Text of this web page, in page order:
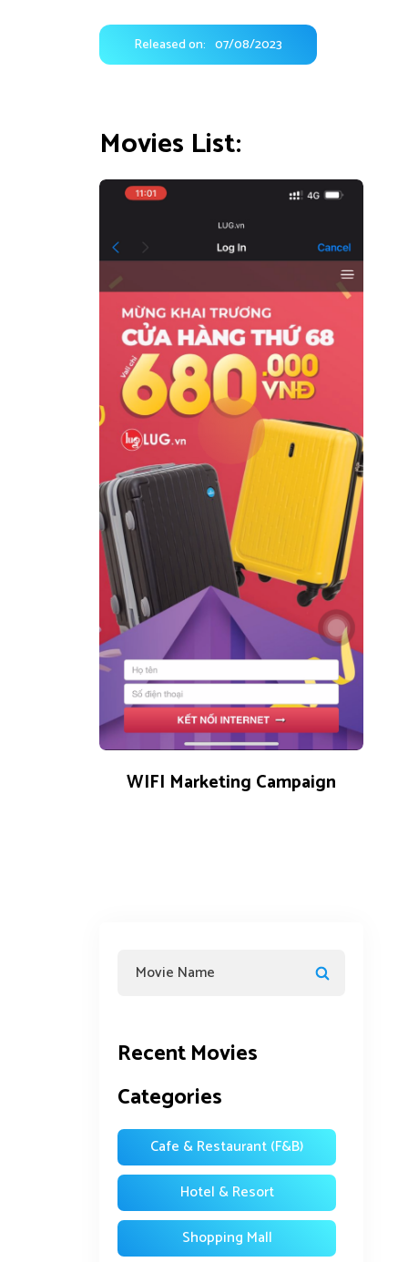
Released on: 07/08/2023
Movies List:
0 0 reviews
WIFI Marketing Campaign
Recent Movies
Categories
Cafe & Restaurant (F&B)
Hotel & Resort
Shopping Mall